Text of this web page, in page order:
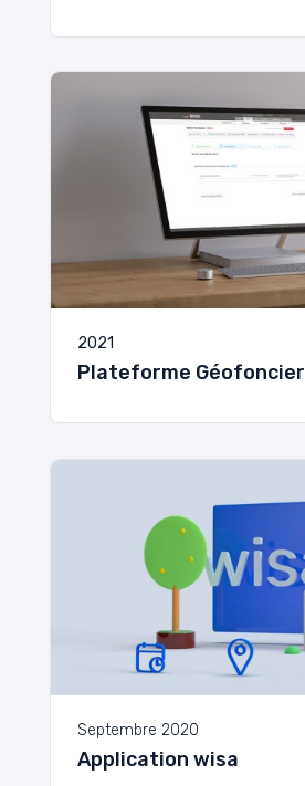
2021
Plateforme Géofoncier
Septembre 2020
Application wisa